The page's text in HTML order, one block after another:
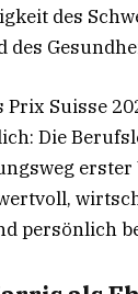
des
Prix Suisse
Die
erster
persönlich